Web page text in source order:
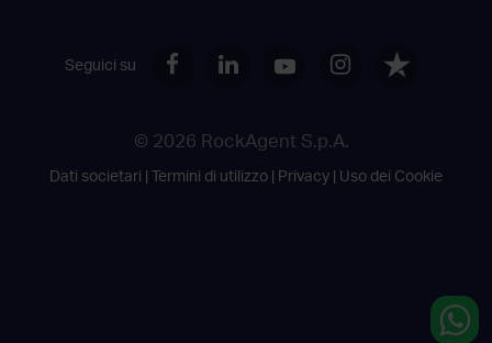
Seguici su
© 2026 RockAgent S.p.A.
Dati societari Termini di utilizzo Privacy Uso dei Cookie